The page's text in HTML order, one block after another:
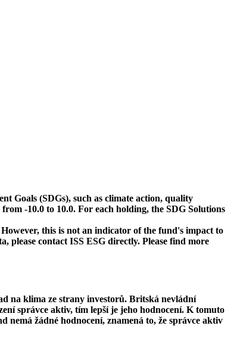
Goals (SDGs), such as climate action, quality
-10.0 to 10.0. For each holding, the SDG Solutions
this is not an indicator of the fund's impact to
please contact ISS ESG directly. Please find more
na klima ze strany investorů. Britská nevládní
správce aktiv, tím lepší je jeho hodnocení. K tomuto
žádné hodnocení, znamená to, že správce aktiv